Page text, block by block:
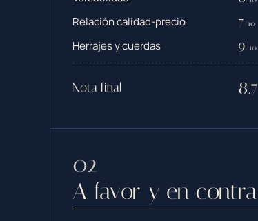
Relación calidad-precio 7/10
Herrajes y cuerdas 9/10
Nota final 8.7
A favor y en contra